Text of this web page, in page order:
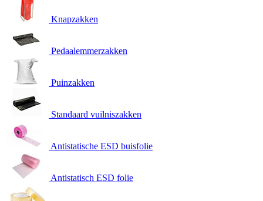
Knapzakken
Pedaalemmerzakken
Puinzakken
Standaard vuilniszakken
Antistatische ESD buisfolie
Antistatisch ESD folie